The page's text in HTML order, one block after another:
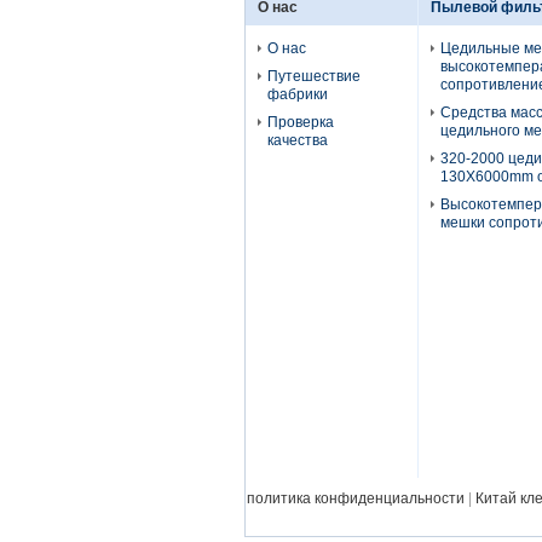
О нас
О нас
Путешествие
фабрики
Проверка
качества
Пылевой
Цедильные
Средства
цедильного
320-2000
130X6000mm
мешки
политика конфиденциальности Китай